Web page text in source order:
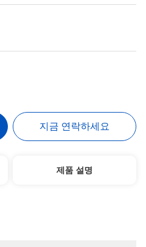
지금 연락하세요
제품 설명